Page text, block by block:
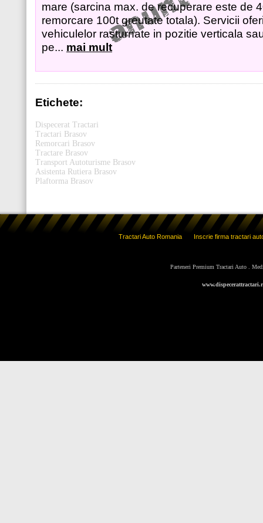
mare (sarcina max. de recuperare este de
remorcare 100t greutate totala). Servicii
vehiculelor rasturnate in pozitie verticala
pe... mai mult
Etichete:
Dispecerat Tractari
Tractari Brasov
Remorcari Brasov
Tractare Brasov
Transport Autoturisme Brasov
Asistenta Rutiera Brasov
Plaftorma Brasov
Tractari Auto Romania Inscrie firma tractari
Parteneri Premium Tractari Auto .